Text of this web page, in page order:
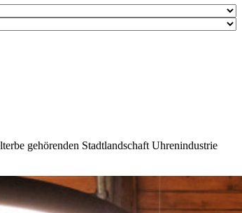
gehörenden Stadtlandschaft Uhrenindustrie